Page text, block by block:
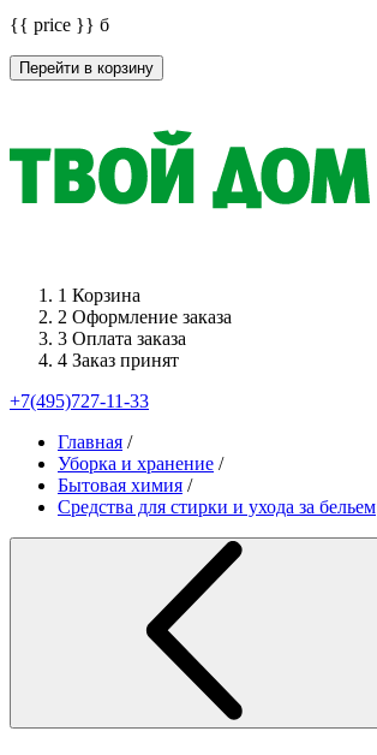
{{ price }} б
Перейти в корзину
1 Корзина
2 Оформление заказа
3 Оплата заказа
4 Заказ принят
+7(495)727-11-33
Главная /
Уборка и хранение /
Бытовая химия /
Средства для стирки и ухода за бельем